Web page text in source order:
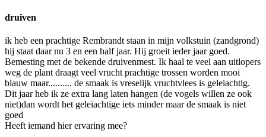
druiven
ik heb een prachtige Rembrandt staan in mijn volkstuin (zandgrond)
hij staat daar nu 3 en een half jaar. Hij groeit ieder jaar goed.
Bemesting met de bekende druivenmest. Ik haal te veel aan uitlopers
weg de plant draagt veel vrucht prachtige trossen worden mooi
blauw maar.......... de smaak is vreselijk vruchtvlees is geleiachtig.
Dit jaar heb ik ze extra lang laten hangen (de vogels willen ze ook
niet)dan wordt het geleiachtige iets minder maar de smaak is niet
goed
Heeft iemand hier ervaring mee?